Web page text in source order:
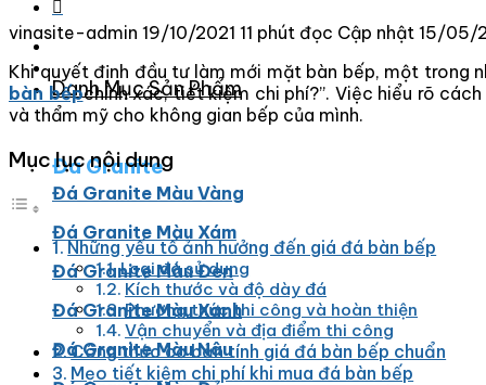
Danh Mục Sản Phẩm
Đá Granite
Đá Granite Màu Vàng
Đá Granite Màu Xám
Đá Granite Màu Đen
Đá Granite Màu Xanh
Đá Granite Màu Nâu
vinasite-admin 19/10/2021 11 phút đọc Cập nhật 15/05/
Khi quyết định đầu tư làm mới mặt bàn bếp, một trong
bàn bếpchính xác, tiết kiệm chi phí?”. Việc hiểu rõ
và thẩm mỹ cho không gian bếp của mình.
Mục lục nội dung
Những yếu tố ảnh hưởng đến giá đá bàn bếp
Loại đá sử dụng
Kích thước và độ dày đá
Phương thức thi công và hoàn thiện
Vận chuyển và địa điểm thi công
Công thức cơ bản tính giá đá bàn bếp chuẩn
Mẹo tiết kiệm chi phí khi mua đá bàn bếp